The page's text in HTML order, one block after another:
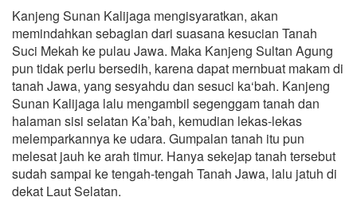
Kanjeng Sunan Kalijaga mengisyaratkan, akan
memindahkan sebagian dari suasana kesucian Tanah
Suci Mekah ke pulau Jawa. Maka Kanjeng Sultan Agung
pun tidak perlu bersedih, karena dapat mernbuat makam di
tanah Jawa, yang sesyahdu dan sesuci ka‘bah. Kanjeng
Sunan Kalijaga lalu mengambil segenggam tanah dan
halaman sisi selatan Ka’bah, kemudian lekas-lekas
melemparkannya ke udara. Gumpalan tanah itu pun
melesat jauh ke arah timur. Hanya sekejap tanah tersebut
sudah sampai ke tengah-tengah Tanah Jawa, lalu jatuh di
dekat Laut Selatan.